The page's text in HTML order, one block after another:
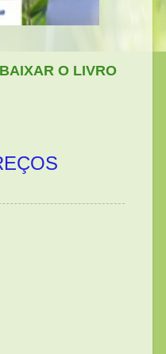
O LIVRO